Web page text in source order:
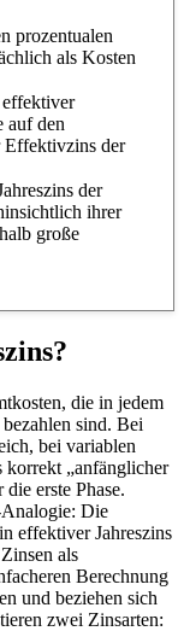
prozentualen
als Kosten
effektiver
auf den
Effektivzins der
der
ihrer
große
die in jedem
sind. Bei
bei variablen
korrekt „anfänglicher
erste Phase.
Die
effektiver Jahreszins
als
Berechnung
und beziehen sich
zwei Zinsarten: